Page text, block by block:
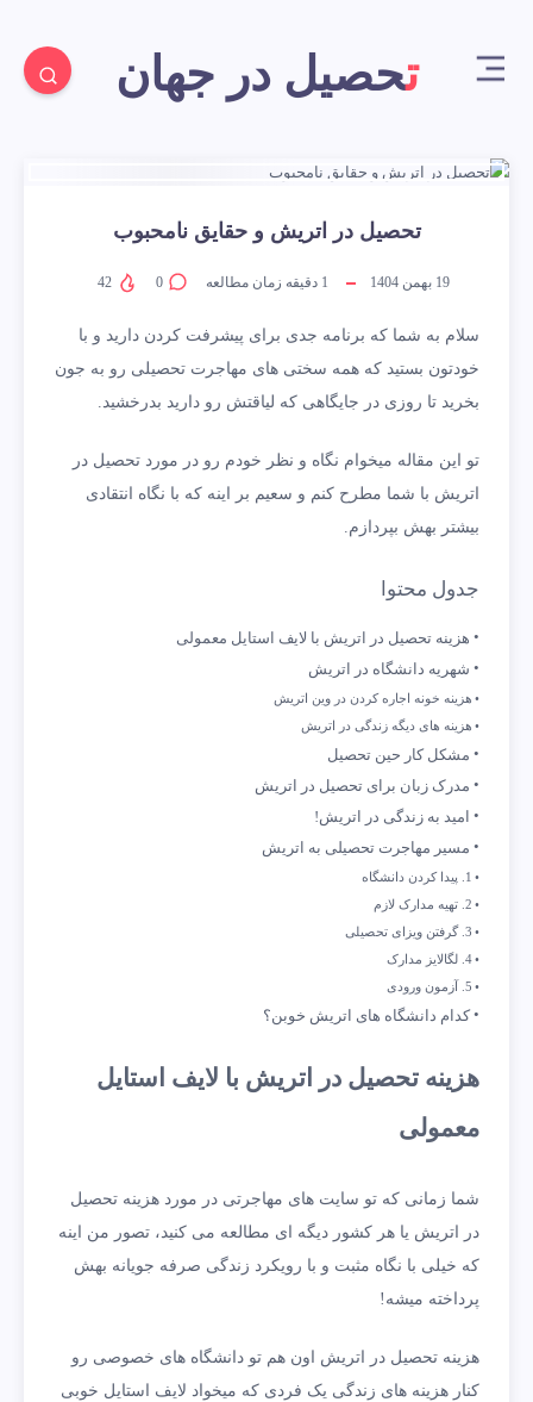
تحصیل در جهان
تحصیل در اتریش و حقایق نامحبوب
19 بهمن 1404 1 دقیقه زمان مطالعه 0
سلام به شما که برنامه جدی برای پیشرفت کردن دارید و با
خودتون بستید که همه سختی های مهاجرت تحصیلی رو به جون
بخرید تا روزی در جایگاهی که لیاقتش رو دارید بدرخشید.
تو این مقاله میخوام نگاه و نظر خودم رو در مورد تحصیل در
اتریش با شما مطرح کنم و سعیم بر اینه که با نگاه انتقادی
بیشتر بهش بپردازم.
جدول محتوا
هزینه تحصیل در اتریش با لایف استایل معمولی
شهریه دانشگاه در اتریش
هزینه خونه اجاره کردن در وین اتریش
هزینه های دیگه زندگی در اتریش
مشکل کار حین تحصیل
مدرک زبان برای تحصیل در اتریش
امید به زندگی در اتریش!
مسیر مهاجرت تحصیلی به اتریش
1. پیدا کردن دانشگاه
2. تهیه مدارک لازم
3. گرفتن ویزای تحصیلی
4. لگالایز مدارک
5. آزمون ورودی
کدام دانشگاه های اتریش خوبن؟
هزینه تحصیل در اتریش با لایف استایل
معمولی
شما زمانی که تو سایت های مهاجرتی در مورد هزینه تحصیل
در اتریش یا هر کشور دیگه ای مطالعه می کنید، تصور من اینه
که خیلی با نگاه مثبت و با رویکرد زندگی صرفه جویانه بهش
پرداخته میشه!
هزینه تحصیل در اتریش اون هم تو دانشگاه های خصوصی رو
کنار هزینه های زندگی یک فردی که میخواد لایف استایل خوبی